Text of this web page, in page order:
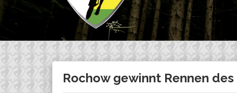
Rochow gewinnt Rennen